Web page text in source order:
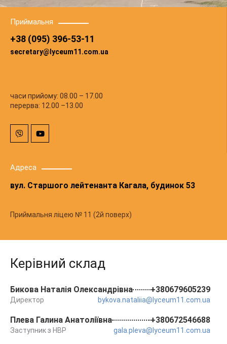
Приймальня
+38 (095) 396-53-11
secretary@lyceum11.com.ua
часи прийому: 08.00 – 17.00
перерва: 12.00 –13.00
V
i
b
Y
o
u
Адреса
вул. Старшого лейтенанта Кагала, будинок 53
Приймальня ліцею № 11 (2й поверх)
Керівний склад
Бикова Наталія Олександрівна +380679605239
Директор bykova.nataliia@lyceum11.com.ua
Плева Галина Анатоліївна +380672546688
Заступник з НВР gala.pleva@lyceum11.com.ua